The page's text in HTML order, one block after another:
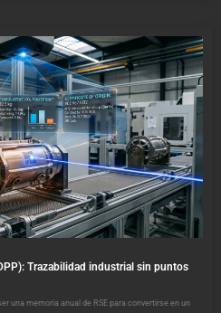
Trazabilidad industrial sin puntos
una memoria anual de RSE para convertirse en un